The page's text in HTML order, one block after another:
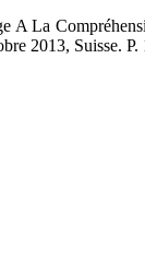
entrepreneurial en‏ ‏Tunisie, ‎Communication
2013, Suisse. P.